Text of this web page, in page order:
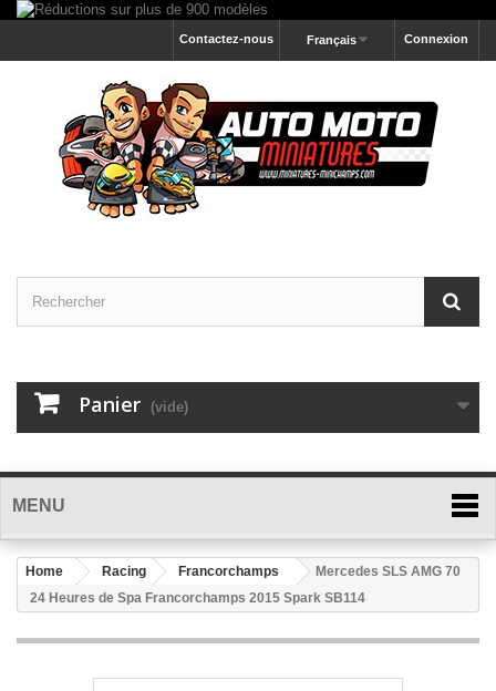
Connexion
Français
Contactez-nous
Panier (vide)
MENU
Home Racing Francorchamps
Mercedes SLS AMG 70
24 Heures de Spa Francorchamps 2015 Spark SB114